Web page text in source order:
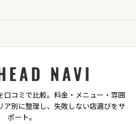
口コミで比較。料金・メニュー・雰囲
ア別に整理し、失敗しない店選びをサ
ポート。